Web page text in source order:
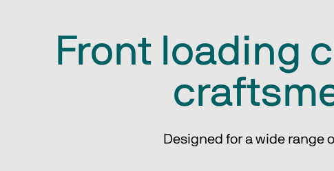
Front loading
Designed for a wide range